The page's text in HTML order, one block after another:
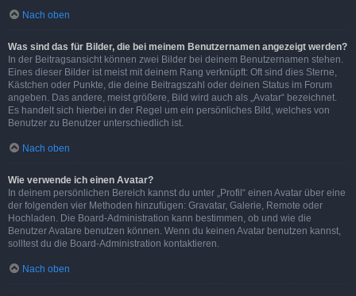
Nach oben
Was sind das für Bilder, die bei meinem Benutzernamen angezeigt werden?
In der Beitragsansicht können zwei Bilder bei deinem Benutzernamen stehen.
Eines dieser Bilder ist meist mit deinem Rang verknüpft: Oft sind dies Sterne,
Kästchen oder Punkte, die deine Beitragszahl oder deinen Status im Forum
angeben. Das andere, meist größere, Bild wird auch als „Avatar“ bezeichnet.
Es handelt sich hierbei in der Regel um ein persönliches Bild, welches von
Benutzer zu Benutzer unterschiedlich ist.
Nach oben
Wie verwende ich einen Avatar?
In deinem persönlichen Bereich kannst du unter „Profil“ einen Avatar über eine
der folgenden vier Methoden hinzufügen: Gravatar, Galerie, Remote oder
Hochladen. Die Board-Administration kann bestimmen, ob und wie die
Benutzer Avatare benutzen können. Wenn du keinen Avatar benutzen kannst,
solltest du die Board-Administration kontaktieren.
Nach oben